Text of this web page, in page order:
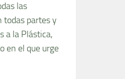
las
todas partes y
a la Plástica,
en el que urge